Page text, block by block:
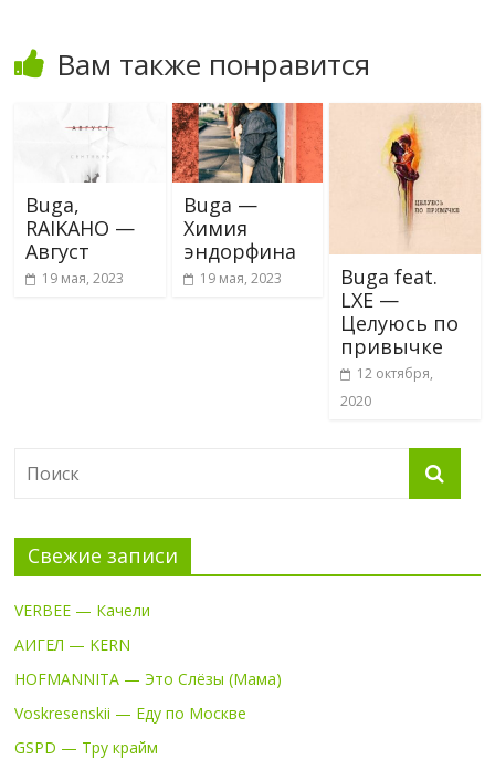
Вам также понравится
Buga,
RAIKAHO —
Август
19 мая, 2023
Buga —
Химия
эндорфина
19 мая, 2023
Buga feat.
LXE —
Целуюсь по
привычке
12 октября,
2020
Свежие записи
VERBEE — Качели
АИГЕЛ — KERN
HOFMANNITA — Это Слёзы (Мама)
Voskresenskii — Еду по Москве
GSPD — Тру крайм